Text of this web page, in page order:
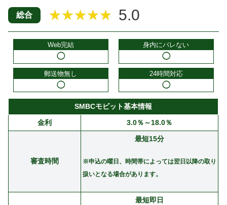
総合 ★★★★★ 5.0
Web完結
◯
身内にバレない
◯
郵送物無し
◯
24時間対応
◯
SMBCモビット基本情報
金利
3.0％～18.0％
審査時間
最短15分
※申込の曜日、時間帯によっては翌日以降の取り
扱いとなる場合があります。
最短即日